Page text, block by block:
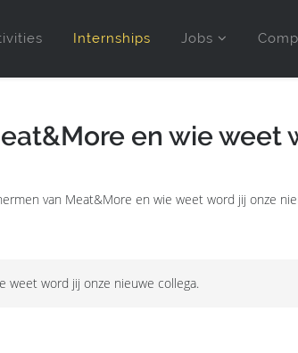
Internships Jobs
en wie weet
van Meat&More en wie weet word jij onze
weet word jij onze nieuwe collega.